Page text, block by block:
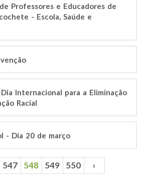
Professores e Educadores de
- Escola, Saúde e
Internacional para a Eliminação
Racial
- Dia 20 de março
547 548 549 550 ›